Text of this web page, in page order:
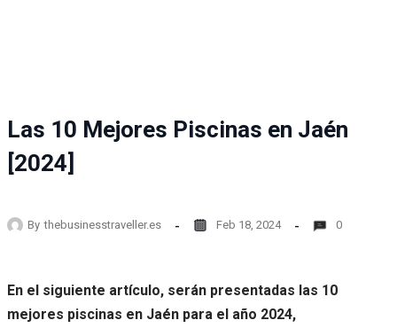
Las 10 Mejores Piscinas en Jaén
[2024]
By thebusinesstraveller.es Feb 18, 2024 0
En el siguiente artículo, serán presentadas las 10
mejores piscinas en Jaén para el año 2024,